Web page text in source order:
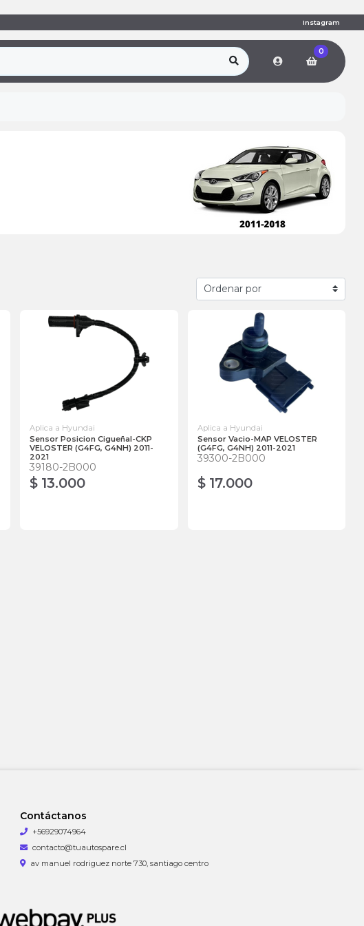
Instagram
0
Aplica a Hyundai
Sensor Posicion Cigueñal-CKP
VELOSTER (G4FG, G4NH) 2011-
2021
39180-2B000
$ 13.000
Aplica a Hyundai
Sensor Vacio-MAP VELOSTER
(G4FG, G4NH) 2011-2021
39300-2B000
$ 17.000
Contáctanos
+56929074964
contacto@tuautospare.cl
av manuel rodriguez norte 730, santiago centro